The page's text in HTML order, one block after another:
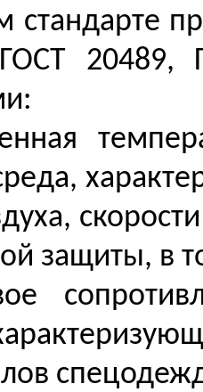
стандарте
20489,
защиты, в